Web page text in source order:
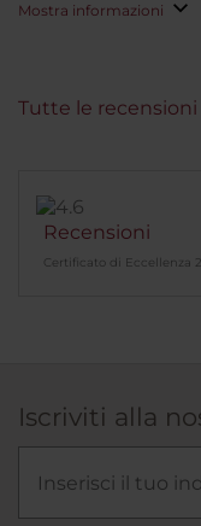
Mostra informazioni
Recensioni
Certificato di Eccellenza
Tutte le recensioni
Iscriviti alla